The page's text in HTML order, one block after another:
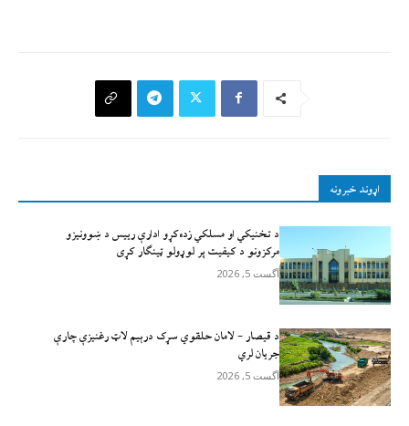
اړوند خبرونه
د تخنیکي او مسلکي زده‌کړو ادارې رییس د ښوونیزو
مرکزونو د کیفیت پر لوړولو ټینګار کړی
آگست 5, 2026
د قیصار – لامان حلقوي سړک درېیم لاټ رغنیزې چارې
جریان لري
آگست 5, 2026